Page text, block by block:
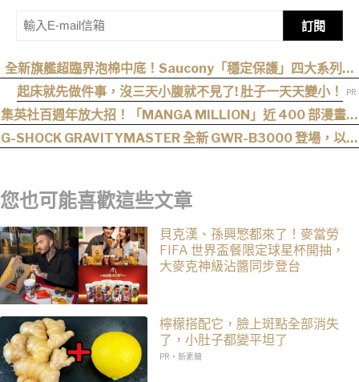
訂閱
全新旗艦超臨界泡棉中底！Saucony「穩定保護」四大系列鞋
款發布
起床就先做件事，沒三天小腹就不見了! 肚子一天天變小！
集英社百週年放大招！「MANGA MILLION」近 400 部漫畫免
費看，《航海王》、《火影忍者》支援逾百種語言
G-SHOCK GRAVITYMASTER 全新 GWR-B3000 登場，以超
您也可能喜歡這些文章
貝克漢、孫興慜都來了！麥當勞
FIFA 世界盃餐限定球星杯開抽，
大麥克神級沾醬同步登台
檸檬搭配它，臉上斑點全部消失
了，小肚子都變平坦了
PR・新素簡